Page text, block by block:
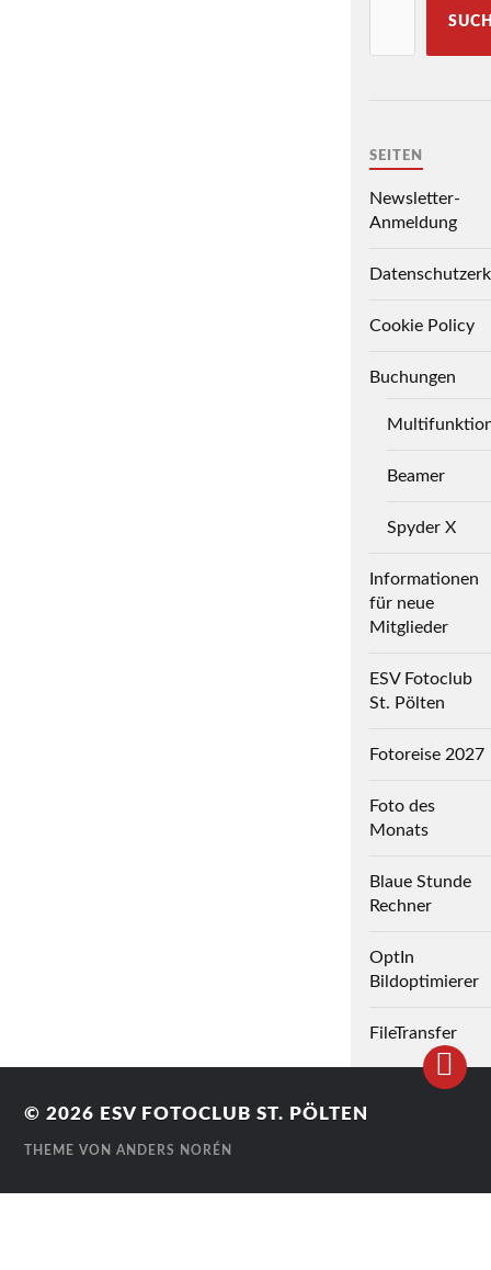
SEITEN
Newsletter-
Anmeldung
Cookie Policy
Buchungen
Beamer
Spyder X
Informationen
für neue
Mitglieder
ESV Fotoclub
St. Pölten
Fotoreise 2027
Foto des
Monats
Blaue Stunde
Rechner
OptIn
Bildoptimierer
FileTransfer
© 2026 ESV FOTOCLUB ST. PÖLTEN
THEME VONANDERS NORÉN